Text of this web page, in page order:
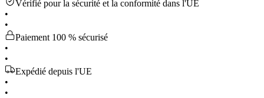
Vérifié pour la sécurité et la conformité dans l'UE
•
•
Paiement 100 % sécurisé
•
•
Expédié depuis l'UE
•
•